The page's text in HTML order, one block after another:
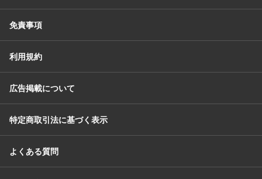
免責事項
利用規約
広告掲載について
特定商取引法に基づく表示
よくある質問